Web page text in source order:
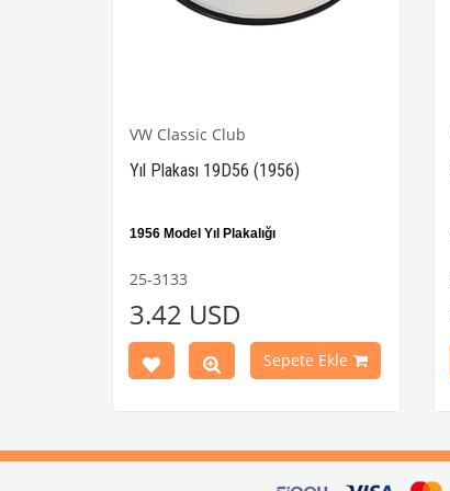
VW Classic Club
Yıl Plakası 19D56 (1956)
1956 Model Yıl Plakalığı
VWC Parça No:
25-3133
3.42 USD
Sepete Ekle